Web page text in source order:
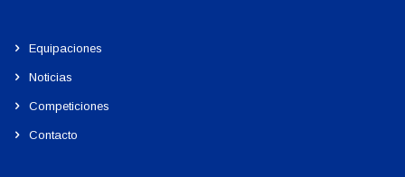
Equipaciones
Noticias
Competiciones
Contacto